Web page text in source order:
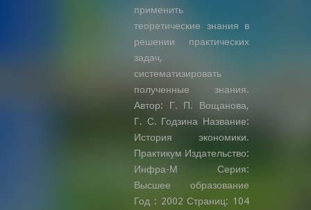
применить
теоретические знания в
решении практических
задач,
систематизировать
полученные знания.
Автор: Г. П. Вощанова,
Г. С. Годзина Название:
История экономики.
Практикум Издательство:
Инфра-М Серия:
Высшее образование
Год : 2002 Страниц: 104